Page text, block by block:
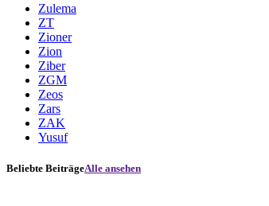
Zulema
ZT
Zioner
Zion
Ziber
ZGM
Zeos
Zars
ZAK
Yusuf
Beliebte BeiträgeAlle ansehen